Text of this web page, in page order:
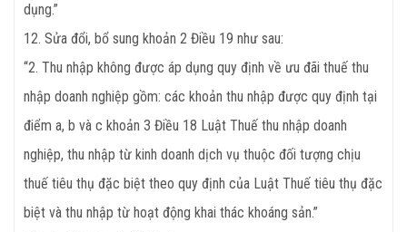
dụng.”
12. Sửa đổi, bổ sung khoản 2 Điều 19 như sau:
“2. Thu nhập không được áp dụng quy định về ưu đãi thuế thu
nhập doanh nghiệp gồm: các khoản thu nhập được quy định tại
điểm a, b và c khoản 3 Điều 18 Luật Thuế thu nhập doanh
nghiệp, thu nhập từ kinh doanh dịch vụ thuộc đối tượng chịu
thuế tiêu thụ đặc biệt theo quy định của Luật Thuế tiêu thụ đặc
biệt và thu nhập từ hoạt động khai thác khoáng sản.”